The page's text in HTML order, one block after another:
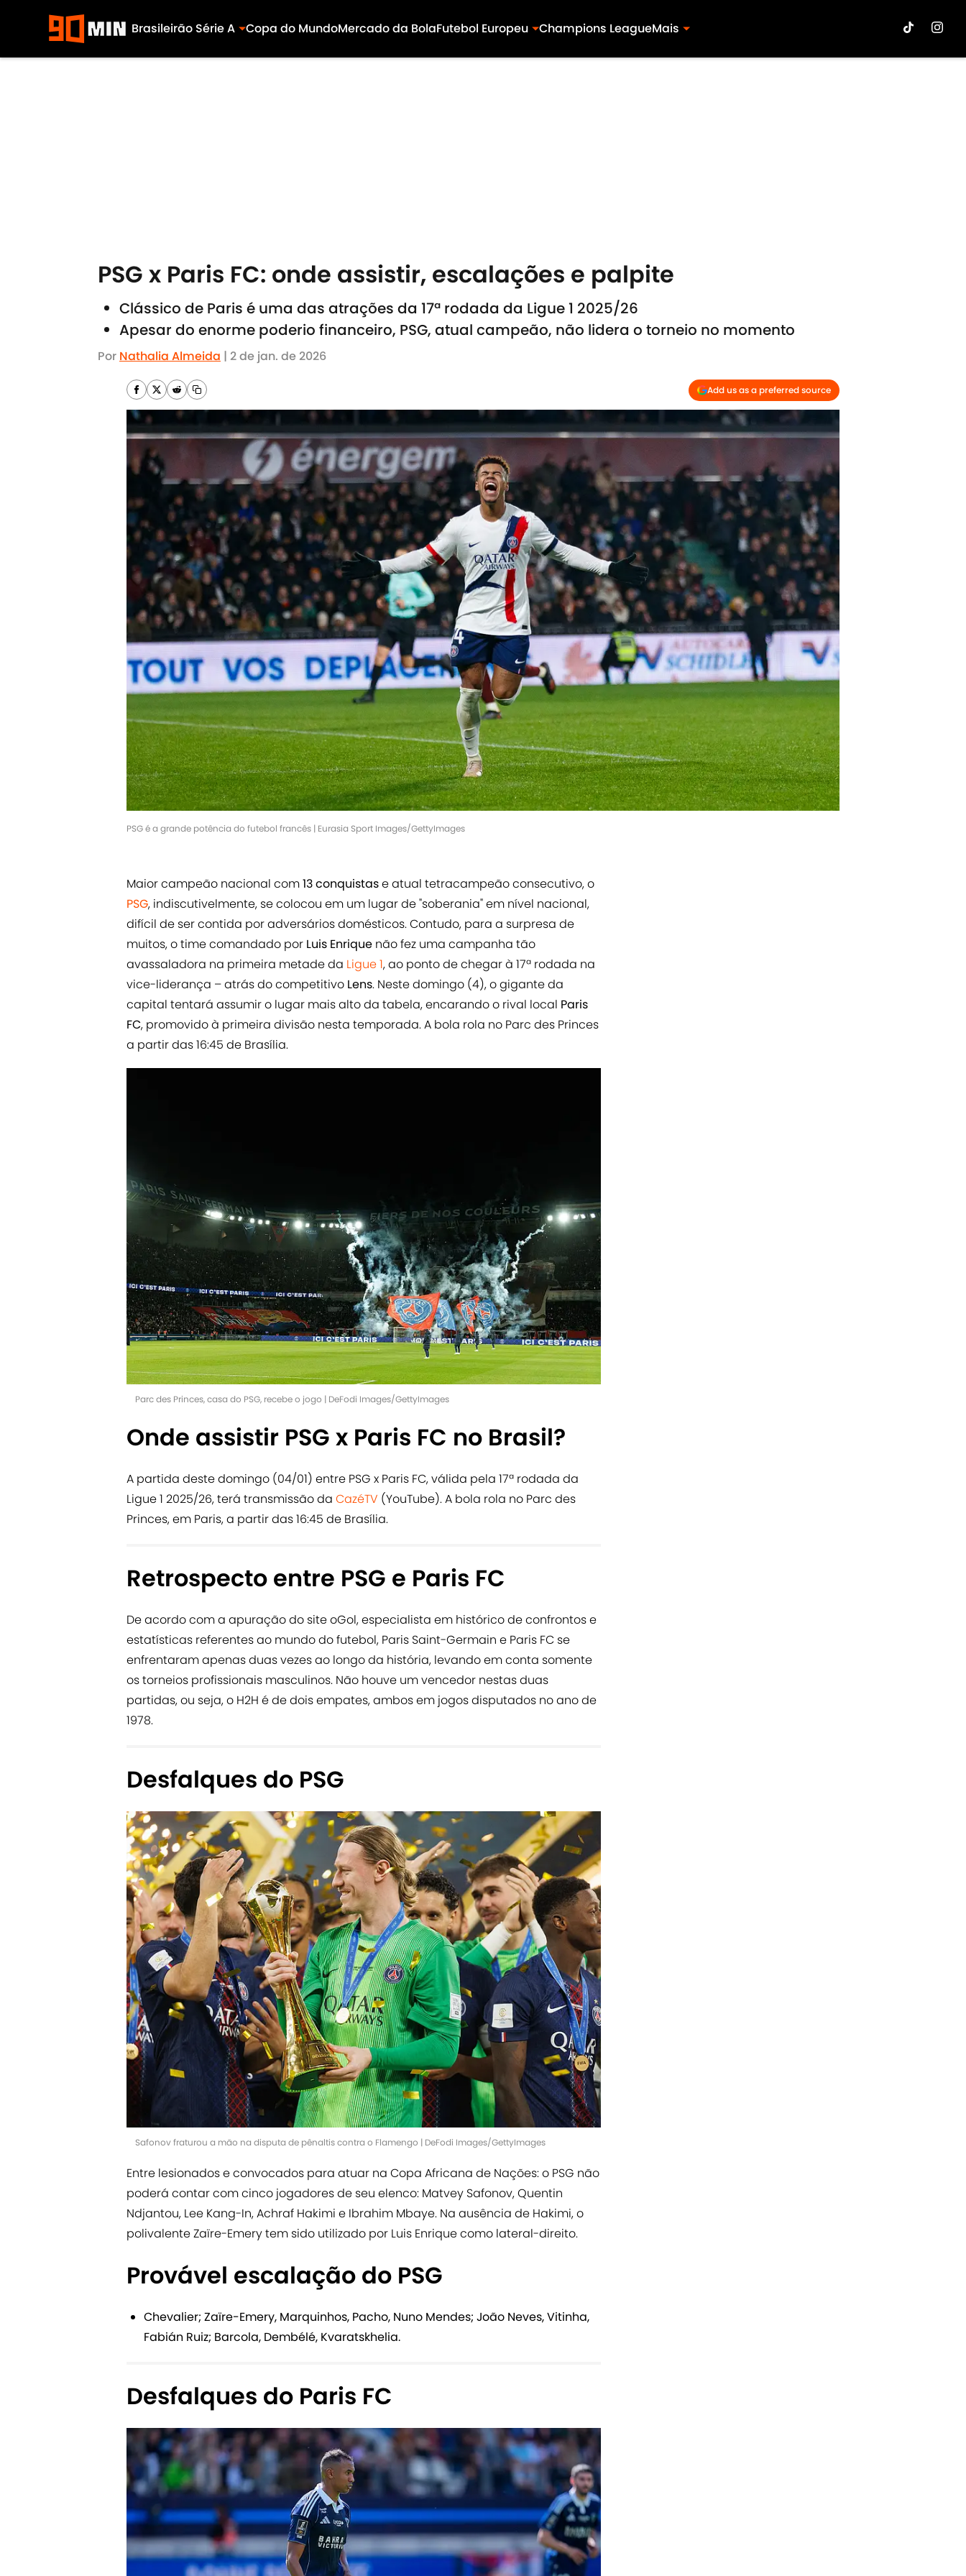
Brasileirão Série A Copa do MundoMercado da BolaFutebol Europeu Champions LeagueMais
PSG x Paris FC: onde assistir, escalações e palpite
Clássico de Paris é uma das atrações da 17ª rodada da Ligue 1 2025/26
Apesar do enorme poderio financeiro, PSG, atual campeão, não lidera o torneio no momento
Por Nathalia Almeida | 2 de jan. de 2026
Add us as a preferred source
PSG é a grande potência do futebol francês | Eurasia Sport Images/GettyImages
Maior campeão nacional com13 conquistase atual tetracampeão consecutivo, o
PSG, indiscutivelmente, se colocou em um lugar de "soberania" em nível nacional,
difícil de ser contida por adversários domésticos. Contudo, para a surpresa de
muitos, o time comandado por Luis Enrique não fez uma campanha tão
avassaladora na primeira metade da Ligue 1, ao ponto de chegar à 17ª rodada na
vice-liderança – atrás do competitivo Lens. Neste domingo (4), o gigante da
capital tentará assumir o lugar mais alto da tabela, encarando o rival local Paris
FC, promovido à primeira divisão nesta temporada. A bola rola no Parc des Princes
a partir das 16:45 de Brasília.
Parc des Princes, casa do PSG, recebe o jogo | DeFodi Images/GettyImages
Onde assistir PSG x Paris FC no Brasil?
A partida deste domingo (04/01) entre PSG x Paris FC, válida pela 17ª rodada da
Ligue 1 2025/26, terá transmissão da CazéTV (YouTube). A bola rola no Parc des
Princes, em Paris, a partir das 16:45 de Brasília.
Retrospecto entre PSG e Paris FC
De acordo com a apuração do site oGol, especialista em histórico de confrontos e
estatísticas referentes ao mundo do futebol, Paris Saint-Germain e Paris FC se
enfrentaram apenas duas vezes ao longo da história, levando em conta somente
os torneios profissionais masculinos. Não houve um vencedor nestas duas
partidas, ou seja, o H2H é de dois empates, ambos em jogos disputados no ano de
1978.
Desfalques do PSG
Safonov fraturou a mão na disputa de pênaltis contra o Flamengo | DeFodi Images/GettyImages
Entre lesionados e convocados para atuar na Copa Africana de Nações: o PSG não
poderá contar com cinco jogadores de seu elenco: Matvey Safonov, Quentin
Ndjantou, Lee Kang-In, Achraf Hakimi e Ibrahim Mbaye. Na ausência de Hakimi, o
polivalente Zaïre-Emery tem sido utilizado por Luis Enrique como lateral-direito.
Provável escalação do PSG
Chevalier; Zaïre-Emery, Marquinhos, Pacho, Nuno Mendes; João Neves, Vitinha,
Fabián Ruiz; Barcola, Dembélé, Kvaratskhelia.
Desfalques do Paris FC